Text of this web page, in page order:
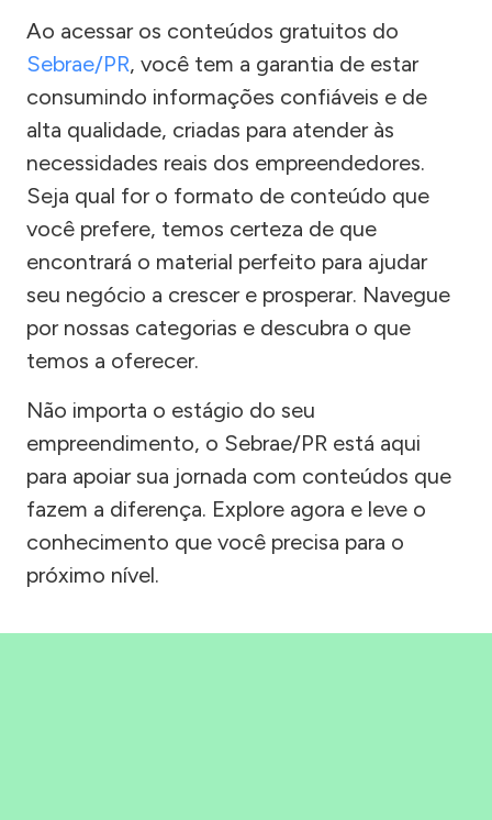
Ao acessar os conteúdos gratuitos do
Sebrae/PR, você tem a garantia de estar
consumindo informações confiáveis e de
alta qualidade, criadas para atender às
necessidades reais dos empreendedores.
Seja qual for o formato de conteúdo que
você prefere, temos certeza de que
encontrará o material perfeito para ajudar
seu negócio a crescer e prosperar. Navegue
por nossas categorias e descubra o que
temos a oferecer.
Não importa o estágio do seu
empreendimento, o Sebrae/PR está aqui
para apoiar sua jornada com conteúdos que
fazem a diferença. Explore agora e leve o
conhecimento que você precisa para o
próximo nível.